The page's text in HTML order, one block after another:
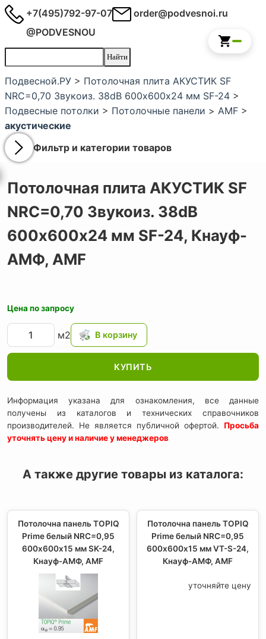
+7(495)792-97-07
order@podvesnoi.ru
@PODVESNOU
Подвесной.РУ > Потолочная плита АКУСТИК SF
NRC=0,70 Звукоиз. 38dB 600х600х24 мм SF-24 >
Подвесные потолки > Потолочные панели > AMF >
акустические
Фильтр и категории товаров
Потолочная плита АКУСТИК SF
NRC=0,70 Звукоиз. 38dB
600х600х24 мм SF-24, Кнауф-
АМФ, AMF
Цена по запросу
м2
КУПИТЬ
Информация указана для ознакомления, все данные
получены из каталогов и технических справочников
производителей. Не является публичной офертой. Просьба
уточнять цену и наличие у менеджеров
А также другие товары из каталога:
Потолочна панель TOPIQ
Prime белый NRC=0,95
600х600х15 мм SK-24,
Кнауф-АМФ, AMF
Потолочна панель TOPIQ
Prime белый NRC=0,95
600х600х15 мм VT-S-24,
Кнауф-АМФ, AMF
уточняйте цену